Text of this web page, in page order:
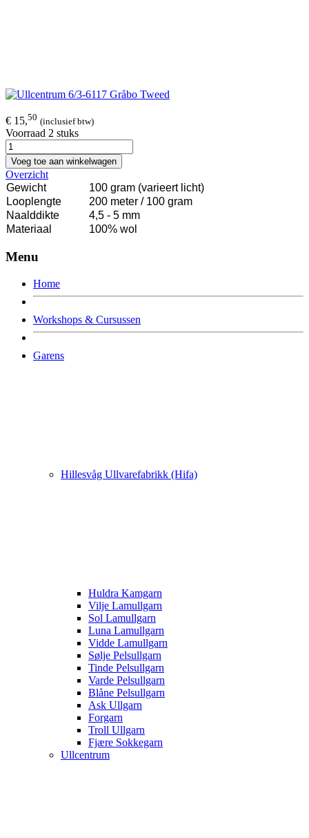
€ 15,50 (inclusief btw)
Voorraad 2 stuks
Voeg toe aan winkelwagen
Overzicht
Gewicht
100 gram (varieert licht)
Looplengte
200 meter / 100 gram
Naalddikte
4,5 - 5 mm
Materiaal
100% wol
Menu
Home
Workshops & Cursussen
Garens
Hillesvåg Ullvarefabrikk (Hifa)
Huldra Kamgarn
Vilje Lamullgarn
Sol Lamullgarn
Luna Lamullgarn
Vidde Lamullgarn
Sølje Pelsullgarn
Tinde Pelsullgarn
Varde Pelsullgarn
Blåne Pelsullgarn
Ask Ullgarn
Forgarn
Troll Ullgarn
Fjære Sokkegarn
Ullcentrum